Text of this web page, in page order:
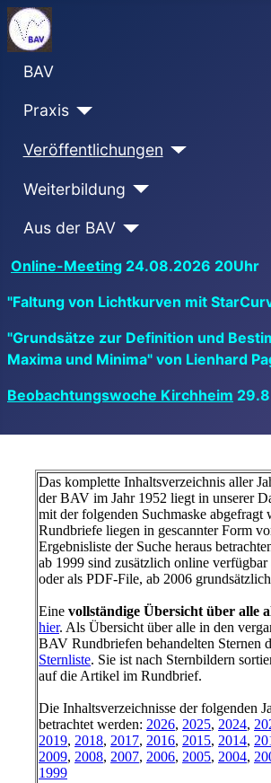
BAV
Praxis
Veröffentlichungen
Weiterbildung
Aus der BAV
Online-Meeting 24.08.2026 20Uhr
"Faltung von Lichtkurven mit
"Grundsätze zur Definition und
Maxima und Minima" von Lienhard
Beobachtungswoche Kirchheim